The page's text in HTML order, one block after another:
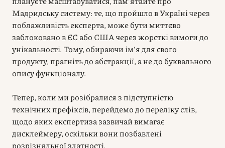
Мадридську систему: те, що пройшло в Україні через
поблажливість експерта, може бути миттєво
заблоковано в ЄС або США через жорсткі вимоги до
унікальності. Тому, обираючи ім’я для свого
продукту, прагніть до абстракції, а не до буквального
опису функціоналу.
Тепер, коли ми розібралися з підступністю
технічних префіксів, перейдемо до переліку слів,
щодо яких експертиза зазвичай вимагає
дисклеймеру, оскільки вони позбавлені
розрізняльної здатності.